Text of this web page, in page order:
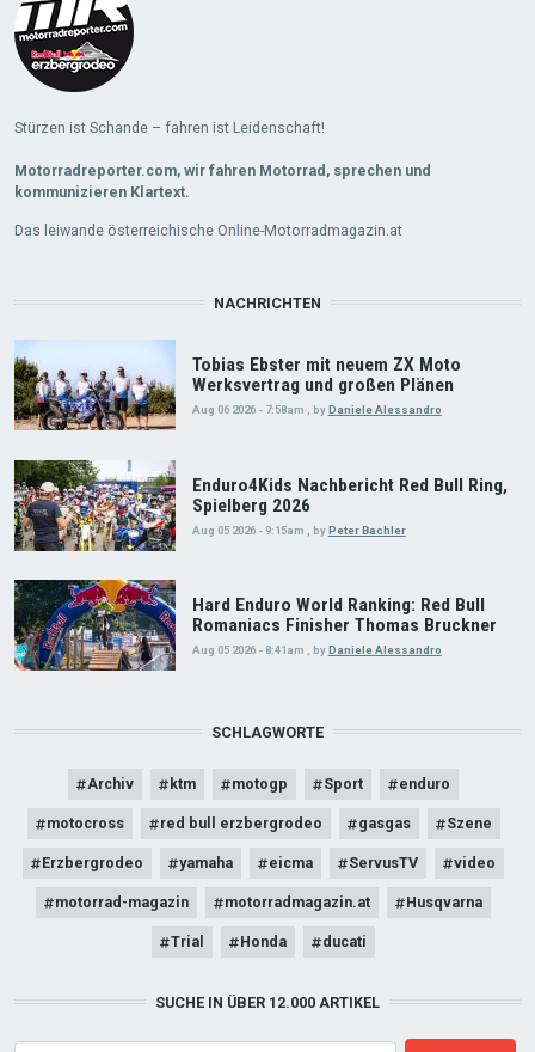
Stürzen ist Schande – fahren ist Leidenschaft!
Motorradreporter.com, wir fahren Motorrad, sprechen und
kommunizieren Klartext.
Das leiwande österreichische Online-Motorradmagazin.at
NACHRICHTEN
Tobias Ebster mit neuem ZX Moto
Werksvertrag und großen Plänen
Aug 06 2026 - 7:58am byDaniele Alessandro
Enduro4Kids Nachbericht Red Bull Ring,
Spielberg 2026
Aug 05 2026 - 9:15am byPeter Bachler
Hard Enduro World Ranking: Red Bull
Romaniacs Finisher Thomas Bruckner
Aug 05 2026 - 8:41am , by Daniele Alessandro
SCHLAGWORTE
Archiv ktm motogp Sport enduro
motocross red bull erzbergrodeo gasgas Szene
Erzbergrodeo yamaha eicma ServusTV video
motorrad-magazin motorradmagazin.at Husqvarna
Trial Honda ducati
SUCHE IN ÜBER 12.000 ARTIKEL